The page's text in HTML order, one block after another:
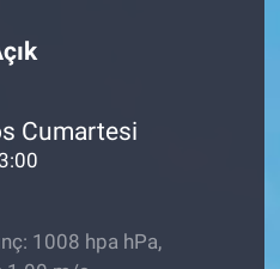
Cumartesi
1008 hpa hPa,